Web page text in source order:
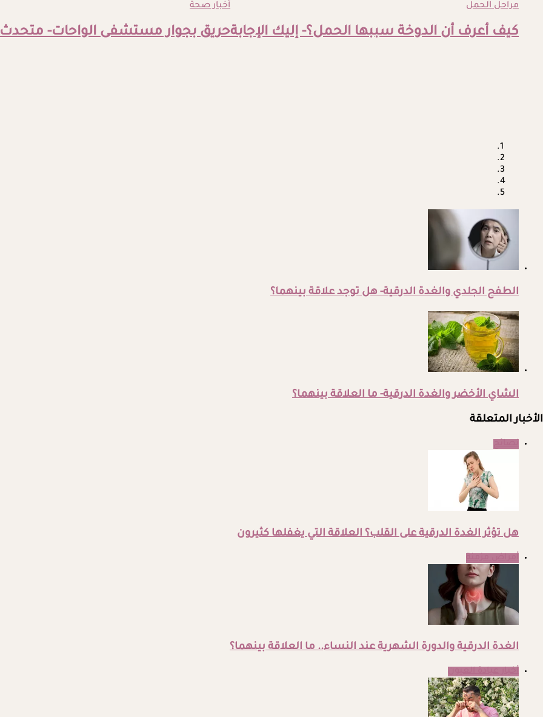
مراحل الحمل
كيف أعرف أن الدوخة سببها الحمل؟- إليك الإجابة
أخبار صحة
حريق بجوار مستشفى الواحات-
الطفح الجلدي والغدة الدرقية- هل توجد علاقة بينهما؟
الشاي الأخضر والغدة الدرقية- ما العلاقة بينهما؟
الأخبار المتعلقة
هل تؤثر الغدة الدرقية على القلب؟ العلاقة التي يغفلها كثيرون
الغدة الدرقية والدورة الشهرية عند النساء.. ما العلاقة بينهما؟